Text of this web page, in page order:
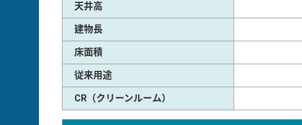
天井高
建物長
床面積
従来用途
CR（クリーンルーム）